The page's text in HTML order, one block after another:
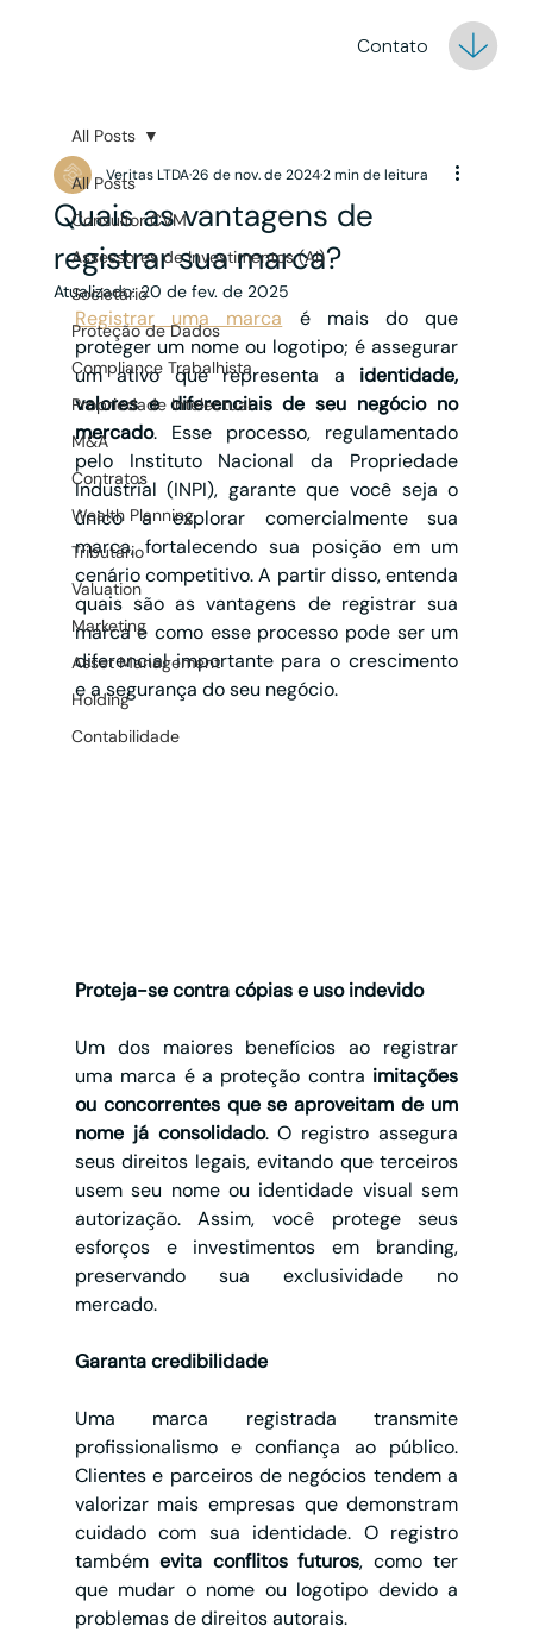
Contato
All Posts
Consultor CVM
Assessores de Investimentos (AI)
Societário
Proteção de Dados
Compliance Trabalhista
Propriedade Intelectual
M&A
Contratos
Wealth Planning
Tributário
Valuation
Marketing
Asset Management
Holding
Contabilidade
All Posts
Quais as vantagens de
registrar sua marca?
Veritas LTDA26 de nov. de 20242 min de leitura
Atualizado:20 de fev. de 2025
Registrar uma marca
é mais do que
proteger um nome ou logotipo; é assegurar
um ativo que representa a identidade,
valores e diferenciais de seu negócio no
mercado. Esse processo, regulamentado
pelo Instituto Nacional da Propriedade
Industrial (INPI), garante que você seja o
único a explorar comercialmente sua
marca, fortalecendo sua posição em um
cenário competitivo. A partir disso, entenda
quais são as vantagens de registrar sua
marca e como esse processo pode ser um
diferencial importante para o crescimento
e a segurança do seu negócio.
Proteja-se contra cópias e uso indevido
Um dos maiores benefícios ao registrar
uma marca é a proteção contra imitações
ou concorrentes que se aproveitam de um
nome já consolidado. O registro assegura
seus direitos legais, evitando que terceiros
usem seu nome ou identidade visual sem
autorização. Assim, você protege seus
esforços e investimentos em branding,
preservando sua exclusividade no
mercado.
Garanta credibilidade
Uma marca registrada transmite
profissionalismo e confiança ao público.
Clientes e parceiros de negócios tendem a
valorizar mais empresas que demonstram
cuidado com sua identidade. O registro
também evita conflitos futuros, como ter
que mudar o nome ou logotipo devido a
problemas de direitos autorais.